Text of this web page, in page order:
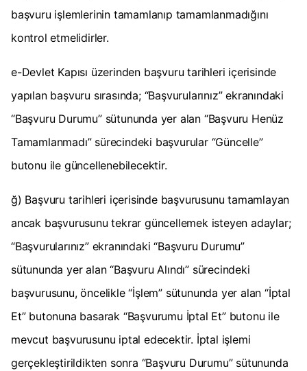
başvuru işlemlerinin tamamlanıp tamamlanmadığını
kontrol etmelidirler.
e-Devlet Kapısı üzerinden başvuru tarihleri içerisinde
yapılan başvuru sırasında; “Başvurularınız” ekranındaki
“Başvuru Durumu” sütununda yer alan “Başvuru Henüz
Tamamlanmadı” sürecindeki başvurular “Güncelle”
butonu ile güncellenebilecektir.
ğ) Başvuru tarihleri içerisinde başvurusunu tamamlayan
ancak başvurusunu tekrar güncellemek isteyen adaylar;
“Başvurularınız” ekranındaki “Başvuru Durumu”
sütununda yer alan “Başvuru Alındı” sürecindeki
başvurusunu, öncelikle “İşlem” sütununda yer alan “İptal
Et” butonuna basarak “Başvurumu İptal Et” butonu ile
mevcut başvurusunu iptal edecektir. İptal işlemi
gerçekleştirildikten sonra “Başvuru Durumu” sütununda